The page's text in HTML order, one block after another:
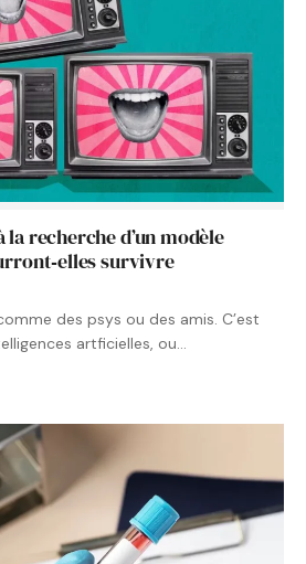
recherche d’un modèle
survivre
des psys ou des amis. C’est
artficielles, ou…